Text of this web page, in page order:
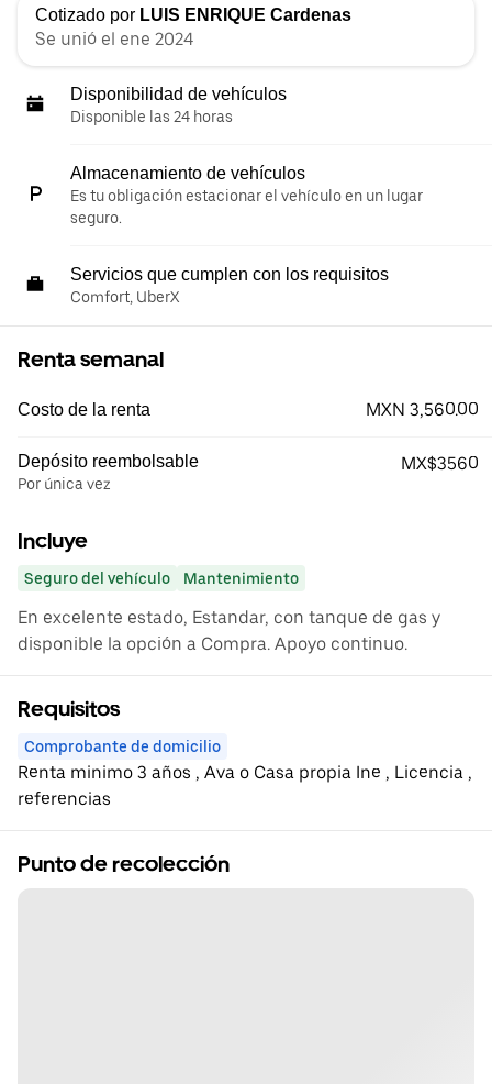
Cotizado por LUIS ENRIQUE Cardenas
Se unió el ene 2024
Disponibilidad de vehículos
Disponible las 24 horas
Almacenamiento de vehículos
Es tu obligación estacionar el vehículo en un lugar
seguro.
Servicios que cumplen con los requisitos
Comfort, UberX
Renta semanal
Costo de la renta MXN 3,560.00
Depósito reembolsable
Por única vez
MX$3560
Incluye
Seguro del vehículo Mantenimiento
En excelente estado, Estandar, con tanque de gas y
disponible la opción a Compra. Apoyo continuo.
Requisitos
Comprobante de domicilio
Renta minimo 3 años , Ava o Casa propia Ine , Licencia ,
referencias
Punto de recolección